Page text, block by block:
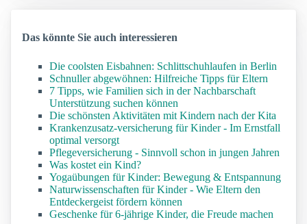
Das könnte Sie auch interessieren
Die coolsten Eisbahnen: Schlittschuhlaufen in Berlin
Schnuller abgewöhnen: Hilfreiche Tipps für Eltern
7 Tipps, wie Familien sich in der Nachbarschaft
Unterstützung suchen können
Die schönsten Aktivitäten mit Kindern nach der Kita
Krankenzusatz-versicherung für Kinder - Im Ernstfall
optimal versorgt
Pflegeversicherung - Sinnvoll schon in jungen Jahren
Was kostet ein Kind?
Yogaübungen für Kinder: Bewegung & Entspannung
Naturwissenschaften für Kinder - Wie Eltern den
Entdeckergeist fördern können
Geschenke für 6-jährige Kinder, die Freude machen